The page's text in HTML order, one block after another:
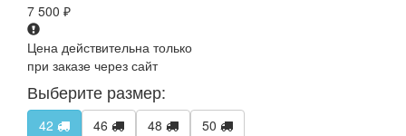
7 500 ₽
Цена действительна только
при заказе через сайт
Выберите размер:
42 46 48
50